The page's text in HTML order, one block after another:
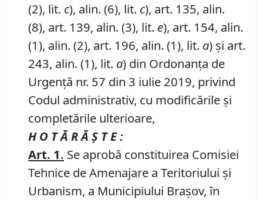
(2), lit. c), alin. (6), lit. c), art. 135, alin.
(8), art. 139, alin. (3), lit. e), art. 154, alin.
(1), alin. (2), art. 196, alin. (1), lit. a) și art.
243, alin. (1), lit. a) din Ordonanța de
Urgență nr. 57 din 3 iulie 2019, privind
Codul administrativ, cu modificările și
completările ulterioare,
H O T Ă R Ă Ş T E :
Art. 1. Se aprobă constituirea Comisiei
Tehnice de Amenajare a Teritoriului şi
Urbanism, a Municipiului Braşov, în